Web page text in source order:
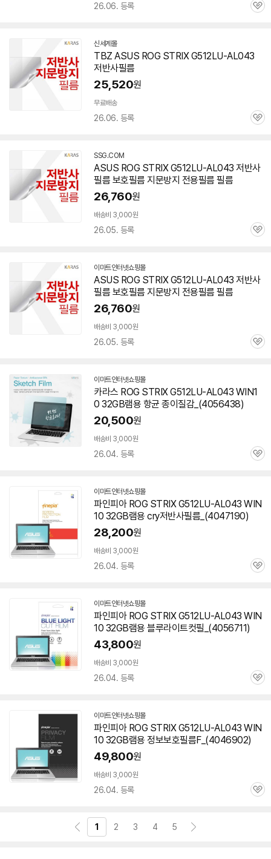
26.06. 등록
관
신세계몰
TBZ ASUS ROG STRIX G512LU-AL043
저반사필름
25,520원
무료배송
26.06. 등록
관
SSG.COM
ASUS ROG STRIX G512LU-AL043 저반사
필름 보호필름 지문방지 전용필름 필름
26,760원
배송비 3,000원
26.05. 등록
관
이마트인터넷쇼핑몰
ASUS ROG STRIX G512LU-AL043 저반사
필름 보호필름 지문방지 전용필름 필름
26,760원
배송비 3,000원
26.05. 등록
관
이마트인터넷쇼핑몰
카라스 ROG STRIX G512LU-AL043 WIN1
0 32GB램용 항균 종이질감_(4056438)
20,500원
배송비 3,000원
26.04. 등록
관
이마트인터넷쇼핑몰
파인피아 ROG STRIX G512LU-AL043 WIN
10 32GB램용 cry저반사필름_(4047190)
28,200원
배송비 3,000원
26.04. 등록
관
이마트인터넷쇼핑몰
파인피아 ROG STRIX G512LU-AL043 WIN
10 32GB램용 블루라이트컷필_(4056711)
43,800원
배송비 3,000원
26.04. 등록
관
이마트인터넷쇼핑몰
파인피아 ROG STRIX G512LU-AL043 WIN
10 32GB램용 정보보호필름F_(4046902)
49,800원
배송비 3,000원
26.04. 등록
관
1 2 3 4 5